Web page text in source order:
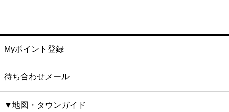
Myポイント登録
待ち合わせメール
▼地図・タウンガイド